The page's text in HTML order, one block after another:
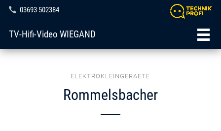
03693 502384
TV-Hifi-Video WIEGAND
ELEKTROKLEINGERAETE
Rommelsbacher